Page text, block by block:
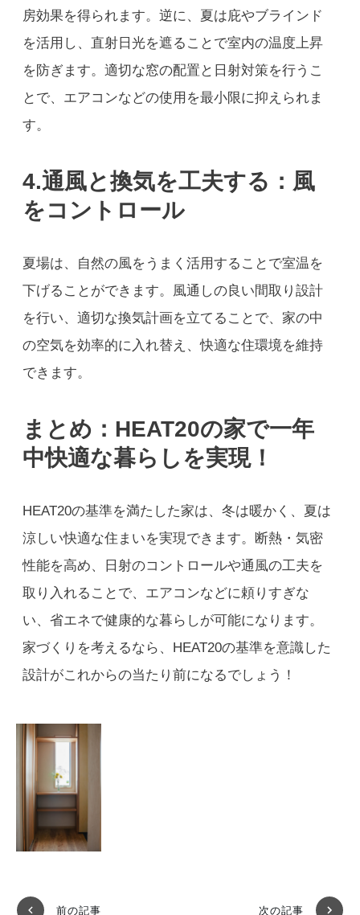
房効果を得られます。逆に、夏は庇やブラインド
を活用し、直射日光を遮ることで室内の温度上昇
を防ぎます。適切な窓の配置と日射対策を行うこ
とで、エアコンなどの使用を最小限に抑えられま
す。
4.通風と換気を工夫する：風
をコントロール
夏場は、自然の風をうまく活用することで室温を
下げることができます。風通しの良い間取り設計
を行い、適切な換気計画を立てることで、家の中
の空気を効率的に入れ替え、快適な住環境を維持
できます。
まとめ： HEAT20の家で一年
中快適な暮らしを実現！
HEAT20の基準を満たした家は、冬は暖かく、夏は
涼しい快適な住まいを実現できます。断熱・気密
性能を高め、日射のコントロールや通風の工夫を
取り入れることで、エアコンなどに頼りすぎな
い、省エネで健康的な暮らしが可能になります。
家づくりを考えるなら、HEAT20の基準を意識した
設計がこれからの当たり前になるでしょう！
前の記事 次の記事